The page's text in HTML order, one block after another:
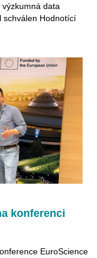
data
schválen Hodnotící
konferenci
EuroScience